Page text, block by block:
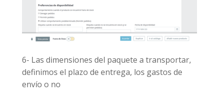
6- Las dimensiones del paquete a transportar,
definimos el plazo de entrega, los gastos de
envío o no